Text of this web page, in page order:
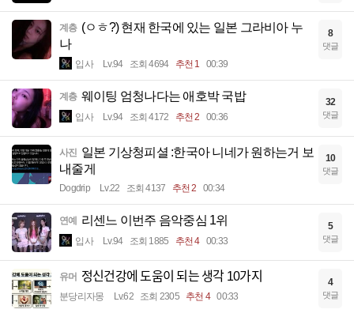
계층 (ㅇㅎ?) 현재 한국에 있는 일본 그라비아 누
나
입사 Lv.94 조회 4694 추천 1 00:39
8
댓글
계층 웨이팅 엄청나다는 애호박 국밥
입사 Lv.94 조회 4172 추천 2 00:36
32
댓글
사진 일본 기상청피셜 :한국아 니네가 원하는거 보
내줄게
Dogdrip Lv.22 조회 4137 추천 2 00:34
10
댓글
연예 리센느 이번주 음악중심 1위
입사 Lv.94 조회 1885 추천 4 00:33
5
댓글
유머 정신건강에 도움이 되는 생각 10가지
분당리자몽 Lv.62 조회 2305 추천 4 00:33
4
댓글